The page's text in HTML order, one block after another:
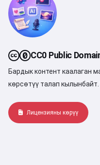
CC0 Public
Бардык контент каалаган
көрсөтүү талап кылынбайт.
Лицензияны көрүү